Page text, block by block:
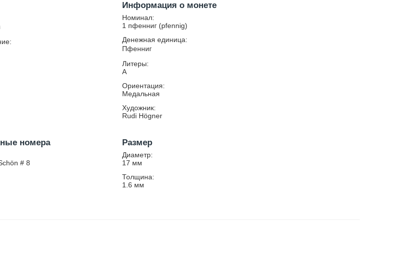
Информация о монете
Номинал:
1 пфенниг (pfennig)
Денежная единица:
Пфенниг
Литеры:
А
Ориентация:
Медальная
Художник:
Rudi Högner
номера
# 8
Размер
Диаметр:
17 мм
Толщина:
1.6 мм